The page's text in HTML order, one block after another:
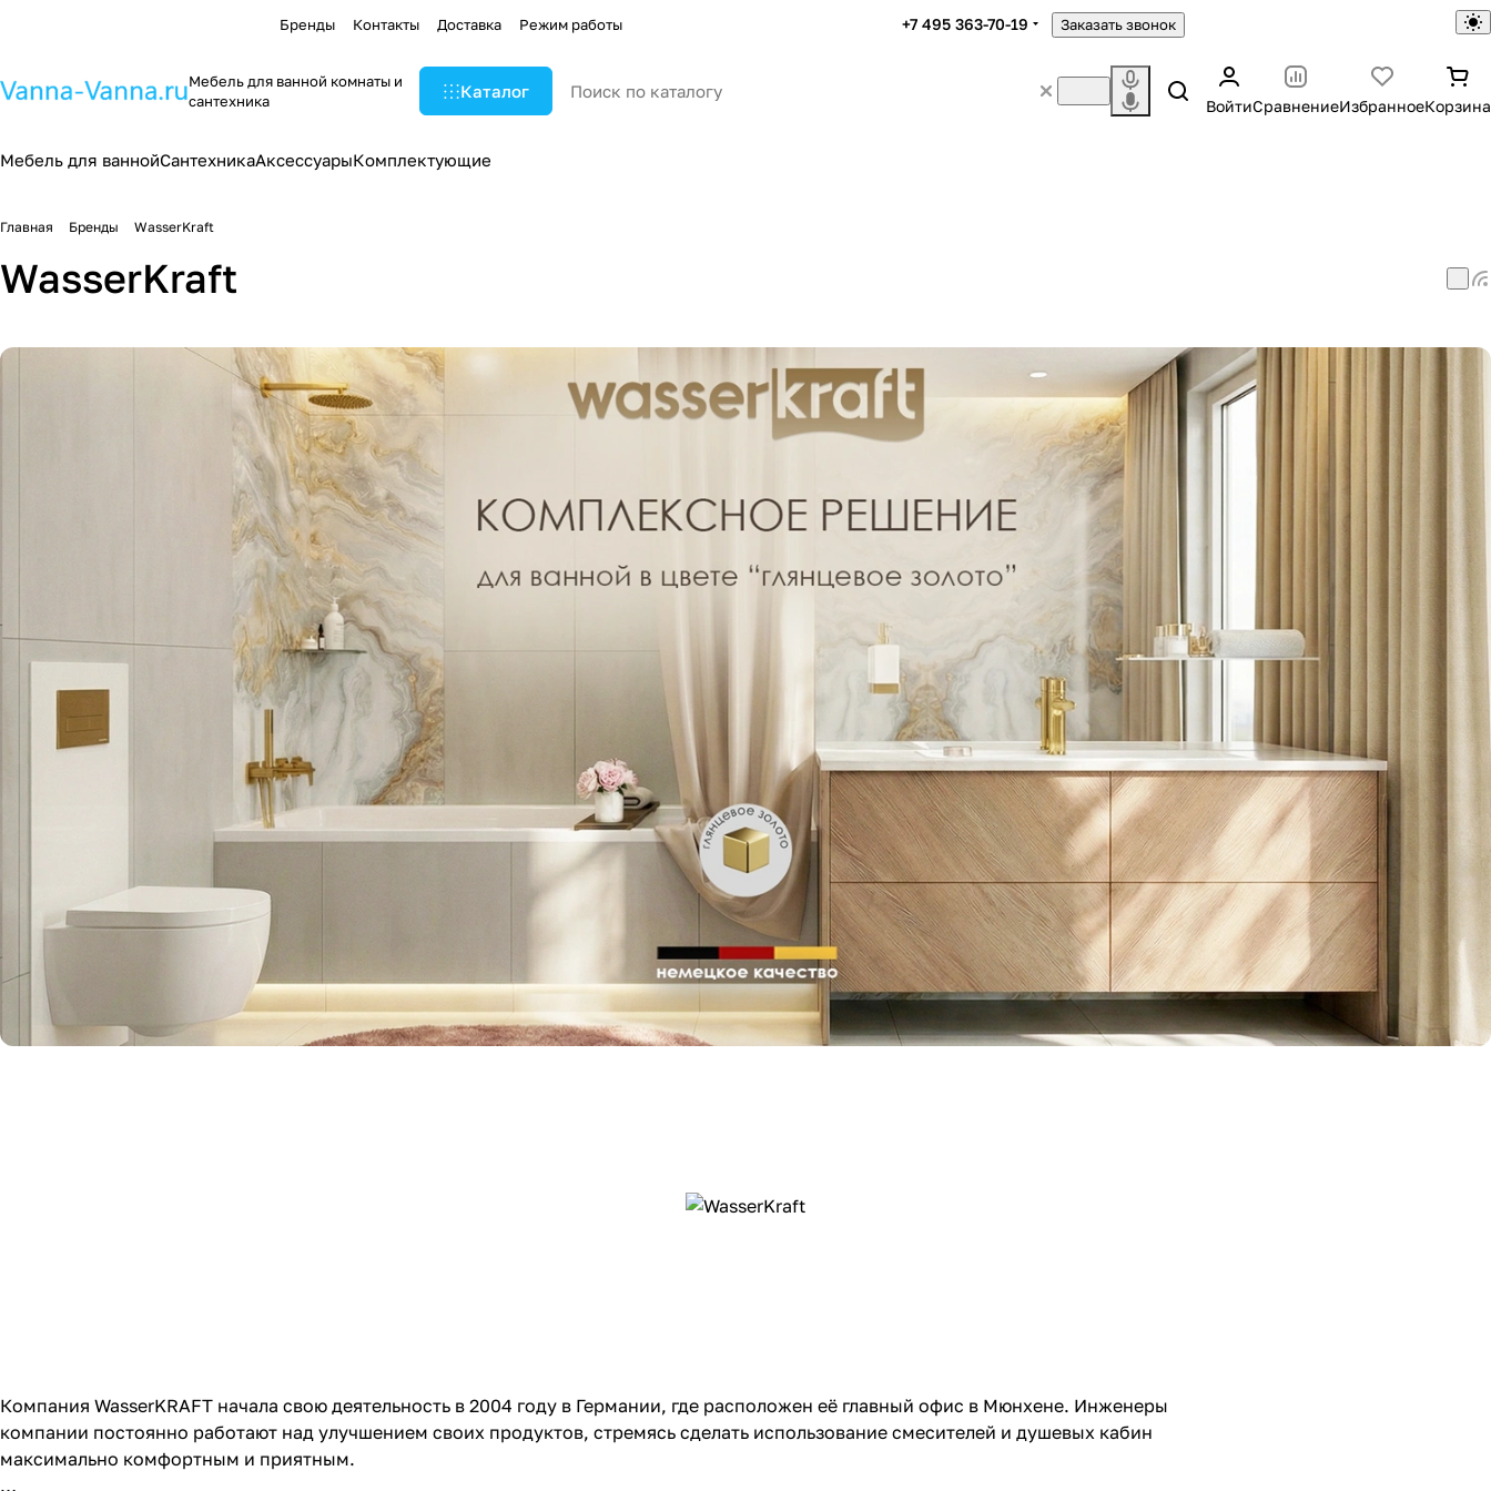
Бренды Контакты Доставка Режим работы +7 495 363-70-19 Заказать звонок
Мебель для ванной комнаты и
сантехника
Каталог
ВойтиСравнениеИзбранноеКорзина
Мебель для ваннойСантехникаАксессуарыКомплектующие
Главная Бренды WasserKraft
WasserKraft
Компания WasserKRAFT начала свою деятельность в 2004 году в Германии, где расположен её главный офис в Мюнхене. Инженеры
компании постоянно работают над улучшением своих продуктов, стремясь сделать использование смесителей и душевых кабин
максимально комфортным и приятным.